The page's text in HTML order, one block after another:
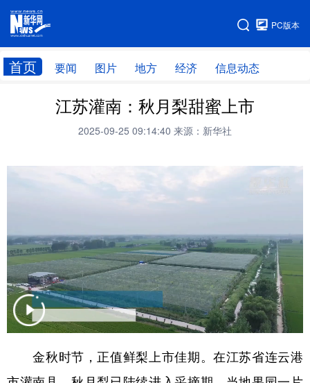
PC版本
首页 要闻 图片 地方 经济 信息动态
网站地图
学习进行时
江苏灌南：秋月梨甜蜜上市
2025-09-25 09:14:40 来源：新华社
金秋时节，正值鲜梨上市佳期。在江苏省连云港